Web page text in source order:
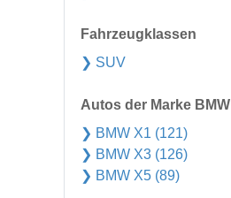
Fahrzeugklassen
❯ SUV
Autos der Marke BMW
❯ BMW X1 (121)
❯ BMW X3 (126)
❯ BMW X5 (89)